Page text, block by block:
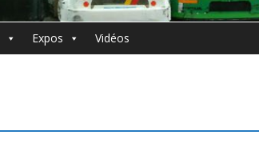
Expos Vidéos